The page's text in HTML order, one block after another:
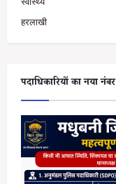
हरलाखी
पदाधिकारियों का नया नंबर